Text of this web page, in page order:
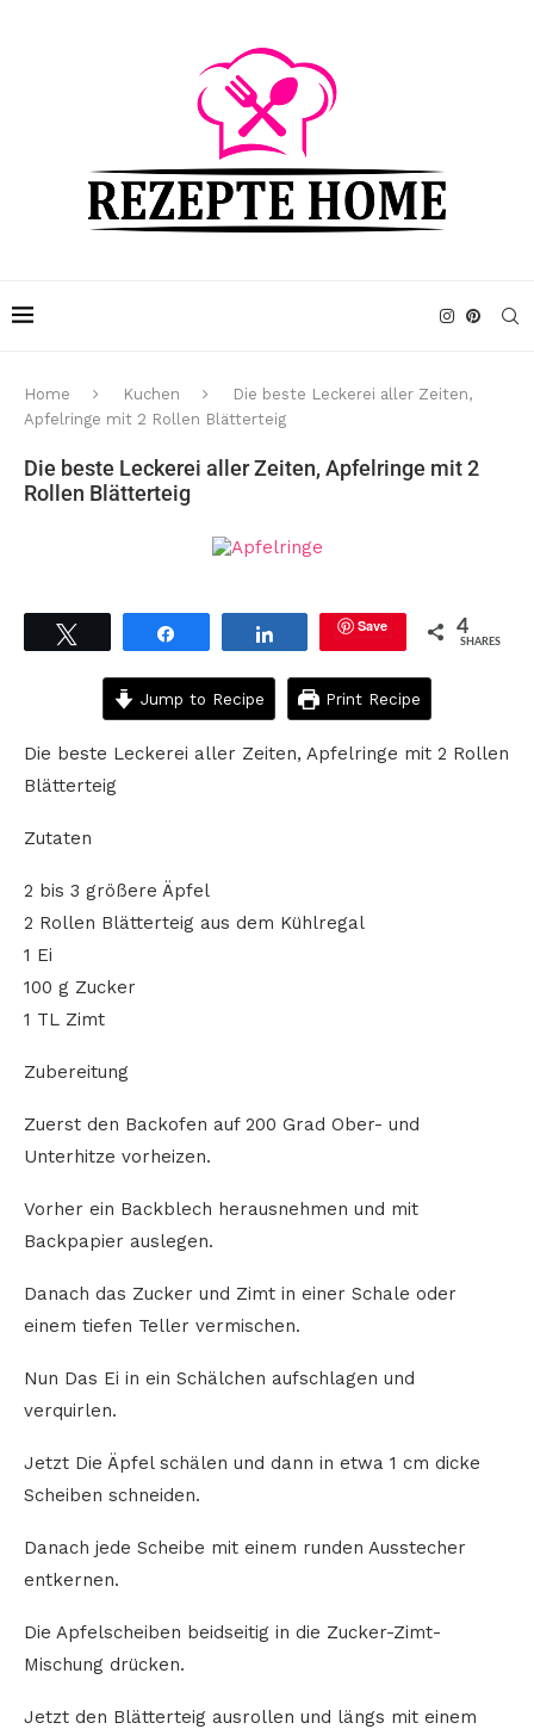
Home Kuchen
Die beste Leckerei aller Zeiten,
Apfelringe mit 2 Rollen Blätterteig
Die beste Leckerei aller Zeiten, Apfelringe mit 2
Rollen Blätterteig
Save 4
SHARES
Jump to Recipe Print Recipe
Die beste Leckerei aller Zeiten, Apfelringe mit 2 Rollen
Blätterteig
Zutaten
2 bis 3 größere Äpfel
2 Rollen Blätterteig aus dem Kühlregal
1 Ei
100 g Zucker
1 TL Zimt
Zubereitung
Zuerst den Backofen auf 200 Grad Ober- und
Unterhitze vorheizen.
Vorher ein Backblech herausnehmen und mit
Backpapier auslegen.
Danach das Zucker und Zimt in einer Schale oder
einem tiefen Teller vermischen.
Nun Das Ei in ein Schälchen aufschlagen und
verquirlen.
Jetzt Die Äpfel schälen und dann in etwa 1 cm dicke
Scheiben schneiden.
Danach jede Scheibe mit einem runden Ausstecher
entkernen.
Die Apfelscheiben beidseitig in die Zucker-Zimt-
Mischung drücken.
Jetzt den Blätterteig ausrollen und längs mit einem